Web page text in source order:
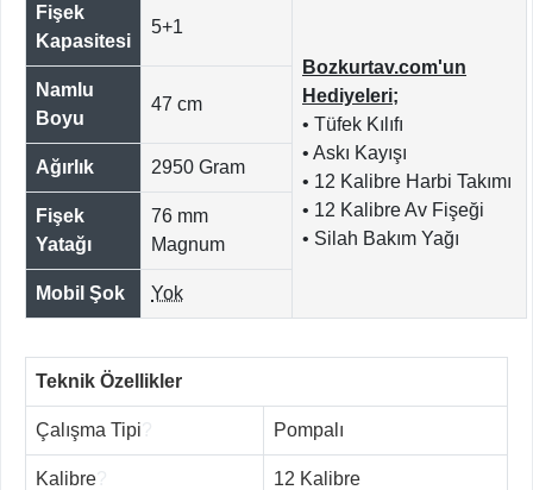
Fişek
Kapasitesi
5+1
Bozkurtav.com'un
Hediyeleri;
• Tüfek Kılıfı
• Askı Kayışı
• 12 Kalibre Harbi Takımı
• 12 Kalibre Av Fişeği
• Silah Bakım Yağı
Namlu
Boyu
47 cm
Ağırlık 2950 Gram
Fişek
Yatağı
76 mm
Magnum
Mobil Şok Yok
Teknik Özellikler
Çalışma Tipi Pompalı
Kalibre 12 Kalibre